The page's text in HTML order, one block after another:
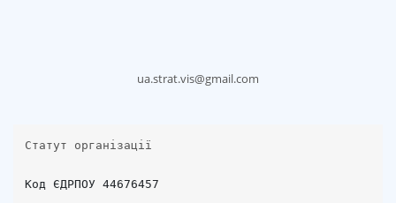
ua.strat.vis@gmail.com
Статут організації
Код ЄДРПОУ 44676457